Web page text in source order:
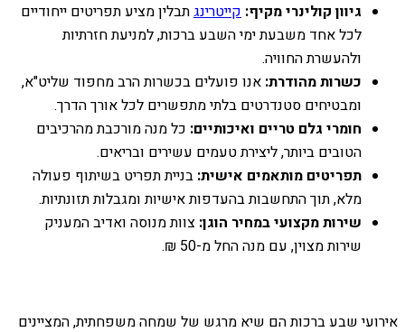
גיוון קולינרי מקיף: קייטרינגתבלין מציע תפריטים ייחודיים
לכל אחד משבעת ימי השבע ברכות, למניעת חזרתיות
ולהעשרת החוויה.
כשרות מהודרת: אנו פועלים בכשרות הרב מחפוד שליט"א,
ומבטיחים סטנדרטים בלתי מתפשרים לכל אורך הדרך.
חומרי גלם טריים ואיכותיים: כל מנה מורכבת מהרכיבים
הטובים ביותר, ליצירת טעמים עשירים ובריאים.
תפריטים מותאמים אישית: בניית תפריט בשיתוף פעולה
מלא, תוך התחשבות בהעדפות אישיות ומגבלות תזונתיות.
שירות מקצועי במחיר הוגן: צוות מנוסה ואדיב המעניק
שירות מצוין, עם מנה החל מ-50 ₪.
אירועי שבע ברכות הם שיא מרגש של שמחה משפחתית, המציינים